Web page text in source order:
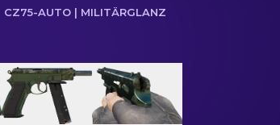
CZ75-AUTO | MILITÄRGLANZ